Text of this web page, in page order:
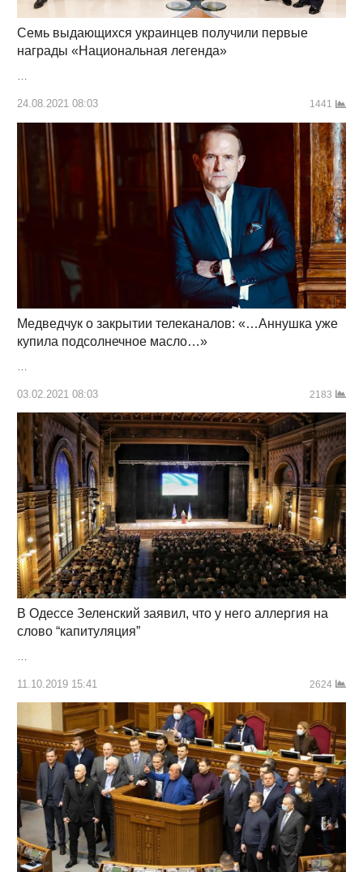
Семь выдающихся украинцев получили первые
награды «Национальная легенда»
…
24.08.2021 08:03 1441
Медведчук о закрытии телеканалов: «…Аннушка уже
купила подсолнечное масло…»
03.02.2021 08:03 2183
В Одессе Зеленский заявил, что у него аллергия на
слово “капитуляция”
11.10.2019 15:41 2624